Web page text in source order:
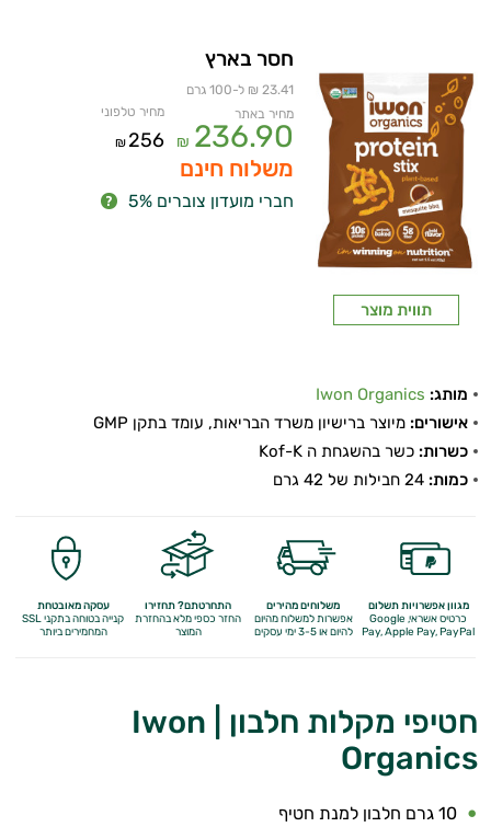
איכות
עיכול
כאבים
ופציעות
ומנוחה
שריפת
לספורטאים
משפרי
ביצועים
תווית מוצר
חסר בארץ
23.41 ₪ ל-100 גרם
מחיר באתר
236.90
₪
מחיר טלפוני
256
₪
משלוח חינם
חברי מועדון צוברים 5%
מותג: Iwon Organics
אישורים: מיוצר ברישיון משרד הבריאות, עומד בתקן GMP
כשרות: כשר בהשגחת ה Kof-K
כמות:
מגוון אפשרויות תשלום
כרטיס אשראי, Google
Pay,Apple Pay, PayPal
משלוחים מהירים
אפשרות למשלוח מהיום
להיום או 3-5 ימי עסקים
התחרטתם? תחזירו
החזר כספי מלאבהחזרת
המוצר
עסקה מאובטחת
קנייה בטוחה בתקני SSL
המחמירים ביותר
חטיפי מקלות חלבון | Iwon
Organics
10 גרם חלבון למנת חטיף